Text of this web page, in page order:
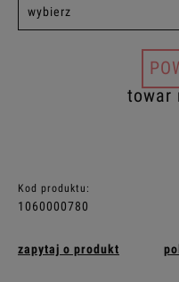
towar
Kod produktu:
1060000780
zapytaj o produkt